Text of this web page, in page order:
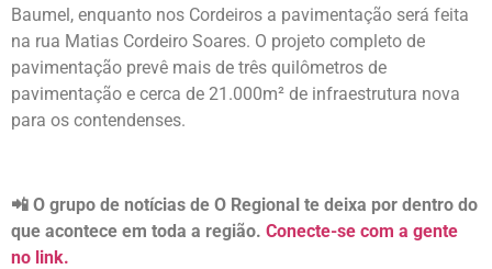
Baumel, enquanto nos Cordeiros a pavimentação será feita
na rua Matias Cordeiro Soares. O projeto completo de
pavimentação prevê mais de três quilômetros de
pavimentação e cerca de 21.000m² de infraestrutura nova
para os contendenses.
📲 O grupo de notícias de O Regional te deixa por dentro do
que acontece em toda a região. Conecte-se com a gente
no link.